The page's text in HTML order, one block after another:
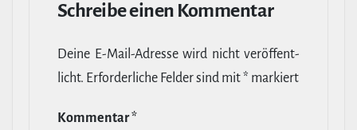
Schreibe einen Kommentar
Deine E‑Mail-​Adresse wird nicht ver­öf­fent­
licht. Erfor­der­liche Felder sind mit* markiert
Kommentar*